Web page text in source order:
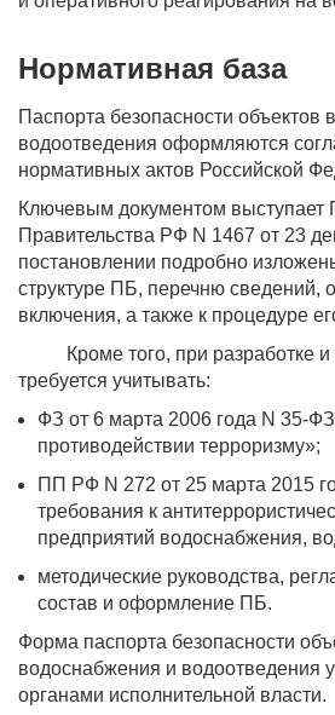
Нормативная база
Паспорта безопасности объектов
водоотведения оформляются
нормативных актов Российской
Ключевым документом выступает
Правительства РФ N 1467 от 23
постановлении подробно
структуре ПБ, перечню сведений,
включения, а также к процедуре
Кроме того, при разработке и
требуется учитывать:
ФЗ от 6 марта 2006 года N 35-
противодействии терроризму»;
ПП РФ N 272 от 25 марта 2015
требования к
предприятий водоснабжения,
методические руководства,
состав и оформление ПБ.
Форма паспорта безопасности
водоснабжения и водоотведения
органами исполнительной власти.